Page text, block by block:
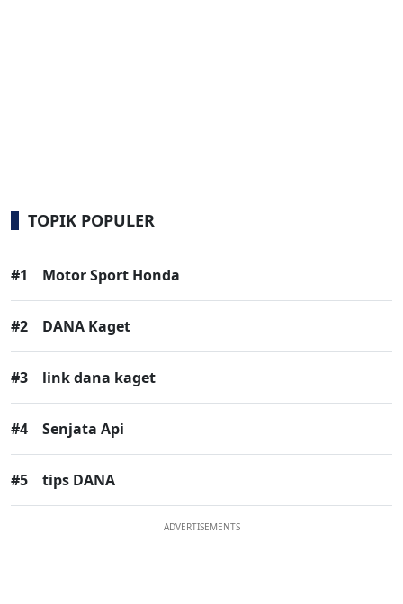
TOPIK POPULER
#1 Motor Sport Honda
#2 DANA Kaget
#3 link dana kaget
#4 Senjata Api
#5 tips DANA
ADVERTISEMENTS